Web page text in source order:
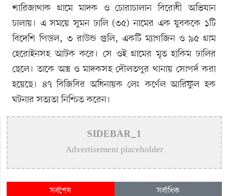
খারিজাথাক গ্রামে মাদক ও চোরাচালান বিরোধী অভিযান
চালায়। এ সময়ে সুমন ঢালি (৩৫) নামের এক যুবককে ১টি
বিদেশি পিস্তল, ৩ রাউন্ড গুলি, একটি ম্যাগজিন ও ৯৫ গ্রাম
হেরোইনসহ আটক করে। সে ওই গ্রামের মৃত হাকিম ঢালির
ছেলে। তাকে অস্ত্র ও মাদকসহ দৌলতপুর থানায় সোপর্দ করা
হয়েছে। ৪৭ বিজিবির অধিনায়ক লেঃ কর্ণেল আরিফুল হক
ঘটনার সত্যতা নিশ্চিত করেন।
SIDEBAR_1
Advertisement placeholder
সর্বশেষ সর্বাধিক